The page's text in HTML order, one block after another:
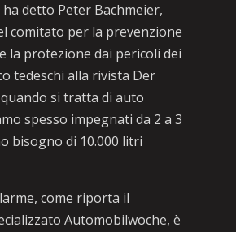
ha detto Peter Bachmeier,
comitato per la prevenzione
la protezione dai pericoli dei
tedeschi alla rivista Der
si tratta di auto
spesso impegnati da 2 a 3
bisogno di 10.000 litri
come riporta il
Automobilwoche, è